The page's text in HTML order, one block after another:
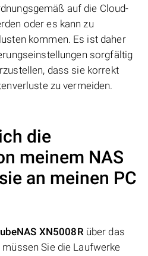
auf die Cloud-
oder es kann zu
kommen. Es ist daher
sorgfältig
dass sie korrekt
zu vermeiden.
die
meinem NAS
an meinen PC
XN5008Rüber das
Sie die Laufwerke